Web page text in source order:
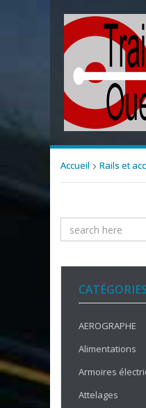
Accueil Rails et
CATÉGORIES
AEROGRAPHE
Alimentations
Armoires
Attelages